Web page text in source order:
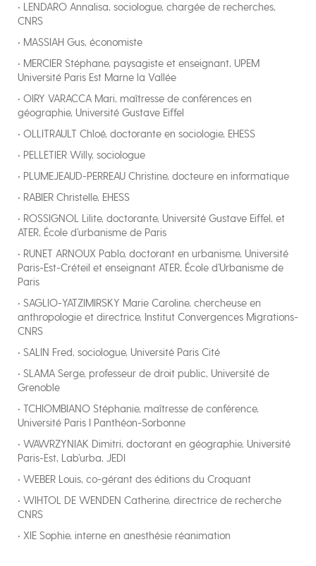
• LENDARO Annalisa, sociologue, chargée de recherches,
CNRS
• MASSIAH Gus, économiste
• MERCIER Stéphane, paysagiste et enseignant, UPEM
Université Paris Est Marne la Vallée
• OIRY VARACCA Mari, maîtresse de conférences en
géographie, Université Gustave Eiffel
• OLLITRAULT Chloé, doctorante en sociologie, EHESS
• PELLETIER Willy, sociologue
• PLUMEJEAUD-PERREAU Christine, docteure en informatique
• RABIER Christelle, EHESS
• ROSSIGNOL Lilite, doctorante, Université Gustave Eiffel, et
ATER, École d’urbanisme de Paris
• RUNET ARNOUX Pablo, doctorant en urbanisme, Université
Paris-Est-Créteil et enseignant ATER, École d’Urbanisme de
Paris
• SAGLIO-YATZIMIRSKY Marie Caroline, chercheuse en
anthropologie et directrice, Institut Convergences Migrations-
CNRS
• SALIN Fred, sociologue, Université Paris Cité
• SLAMA Serge, professeur de droit public, Université de
Grenoble
• TCHIOMBIANO Stéphanie, maîtresse de conférence,
Université Paris I Panthéon-Sorbonne
• WAWRZYNIAK Dimitri, doctorant en géographie, Université
Paris-Est, Lab’urba, JEDI
• WEBER Louis, co-gérant des éditions du Croquant
• WIHTOL DE WENDEN Catherine, directrice de recherche
CNRS
• XIE Sophie, interne en anesthésie réanimation